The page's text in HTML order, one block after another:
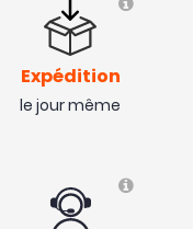
Expédition
le jour même